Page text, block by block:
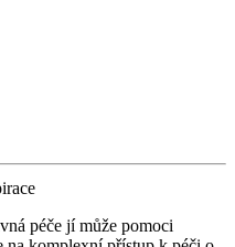
péče jí může pomoci